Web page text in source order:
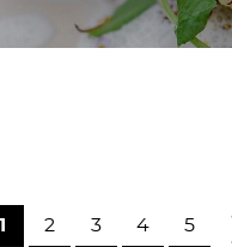
1 2 3 4 5